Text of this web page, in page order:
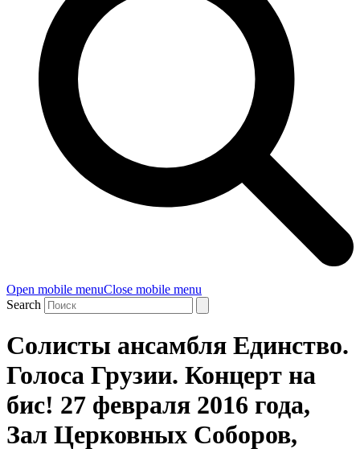
Open mobile menuClose mobile menu
Search
Солисты ансамбля Единство.
Голоса Грузии. Концерт на
бис! 27 февраля 2016 года,
Зал Церковных Соборов,